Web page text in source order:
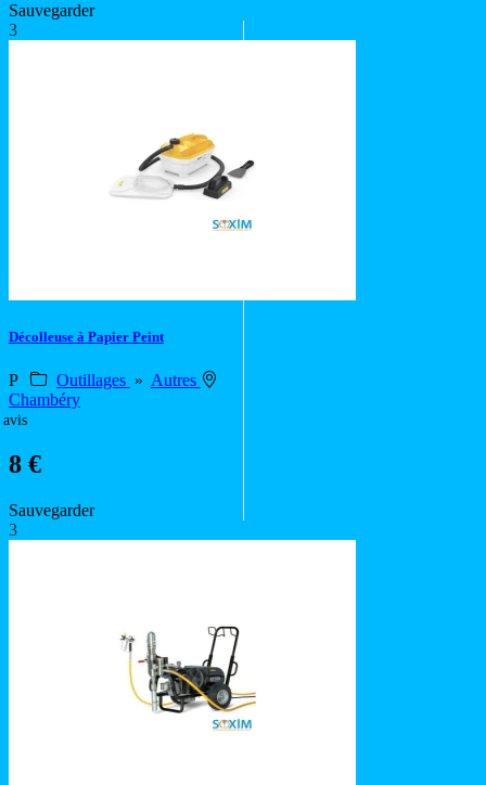
Sauvegarder
3
Décolleuse à Papier Peint
P Outillages » Autres
Chambéry
avis
8 €
Sauvegarder
3